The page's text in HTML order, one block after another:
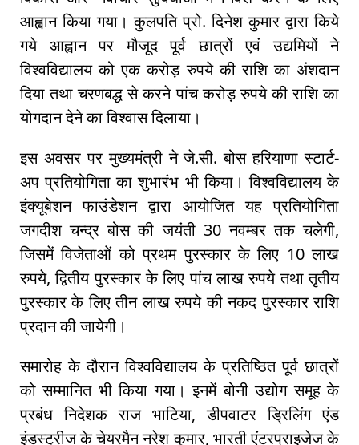
आह्वान किया गया। कुलपति प्रो. दिनेश कुमार द्वारा किये
गये आह्वान पर मौजूद पूर्व छात्रों एवं उद्यमियों ने
विश्वविद्यालय को एक करोड़ रुपये की राशि का अंशदान
दिया तथा चरणबद्ध से करने पांच करोड़ रुपये की राशि का
योगदान देने का विश्वास दिलाया।
इस अवसर पर मुख्यमंत्री ने जे.सी. बोस हरियाणा स्टार्ट-
अप प्रतियोगिता का शुभारंभ भी किया। विश्वविद्यालय के
इंक्यूबेशन फाउंडेशन द्वारा आयोजित यह प्रतियोगिता
जगदीश चन्द्र बोस की जयंती 30 नवम्बर तक चलेगी,
जिसमें विजेताओं को प्रथम पुरस्कार के लिए 10 लाख
रुपये, द्वितीय पुरस्कार के लिए पांच लाख रुपये तथा तृतीय
पुरस्कार के लिए तीन लाख रुपये की नकद पुरस्कार राशि
प्रदान की जायेगी।
समारोह के दौरान विश्वविद्यालय के प्रतिष्ठित पूर्व छात्रों
को सम्मानित भी किया गया। इनमें बोनी उद्योग समूह के
प्रबंध निदेशक राज भाटिया, डीपवाटर ड्रिलिंग एंड
इंडस्ट्रीज के चेयरमैन नरेश कुमार, भारती एंटरप्राइजेज के